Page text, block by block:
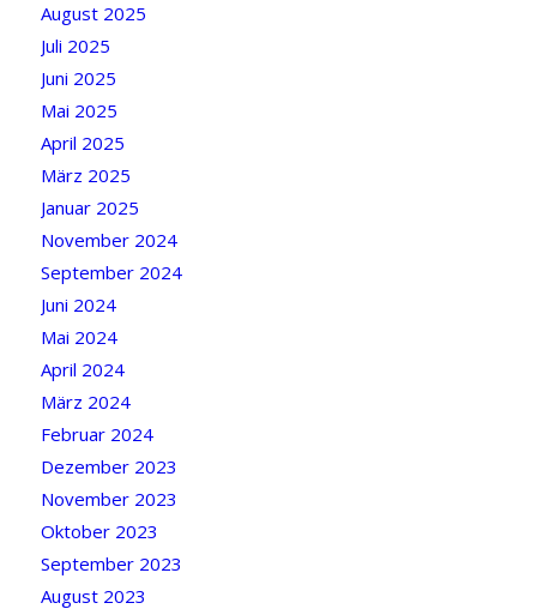
August 2025
Juli 2025
Juni 2025
Mai 2025
April 2025
März 2025
Januar 2025
November 2024
September 2024
Juni 2024
Mai 2024
April 2024
März 2024
Februar 2024
Dezember 2023
November 2023
Oktober 2023
September 2023
August 2023